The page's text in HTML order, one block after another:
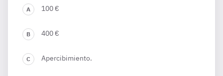
100 €
400 €
Apercibimiento.